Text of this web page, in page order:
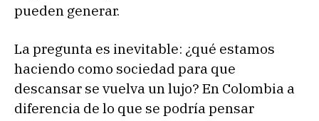
pueden generar.
La pregunta es inevitable: ¿qué estamos
haciendo como sociedad para que
descansar se vuelva un lujo? En Colombia a
diferencia de lo que se podría pensar